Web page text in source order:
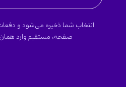
انتخاب شما ذخیره می‌شود و
صفحه، مستقیم وارد